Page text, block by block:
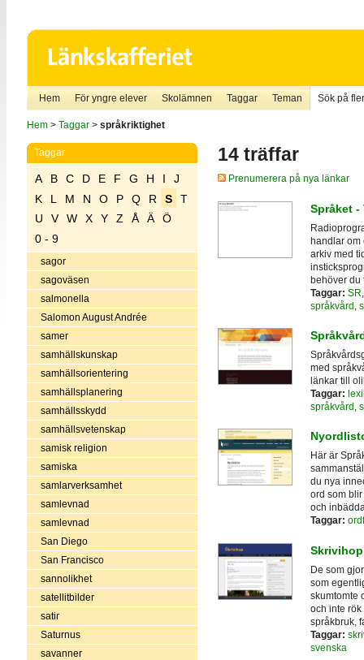
Hem För yngre elever Skolämnen Taggar Teman Sök på
Hem> Taggar> språkriktighet
Taggar
A B C D E F G H I
J
K
L M N O P Q R S
T
U
V W X Y Z Å Ä
Ö
0 - 9
sagor
sagoväsen
salmonella
Salomon August Andrée
samer
samhällskunskap
samhällsorientering
samhällsplanering
samhällsskydd
samhällsvetenskap
samisk religion
samiska
samlarverksamhet
samlevnad
samlevnad
San Diego
San Francisco
sannolikhet
satellitbilder
satir
Saturnus
savanner
14 träffar
Prenumerera på nya länkar
Språket -
handlar om
arkiv med
behöver du
Taggar: SR
språkvård
med
länkar till
Taggar:
språkvård ,
Här är
du nya
ord som
och
Taggar:
De som
som
skumtomte
och inte
språkbruk,
Taggar:
svenska